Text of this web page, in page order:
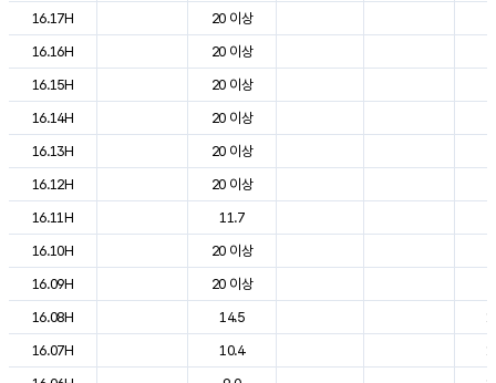
16.17H
20 이상
16.16H
20 이상
16.15H
20 이상
16.14H
20 이상
16.13H
20 이상
16.12H
20 이상
16.11H
11.7
16.10H
20 이상
16.09H
20 이상
16.08H
14.5
16.07H
10.4